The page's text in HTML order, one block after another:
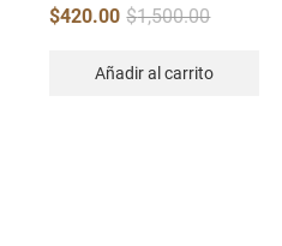
$1,500.00
$420.00
Añadir al carrito